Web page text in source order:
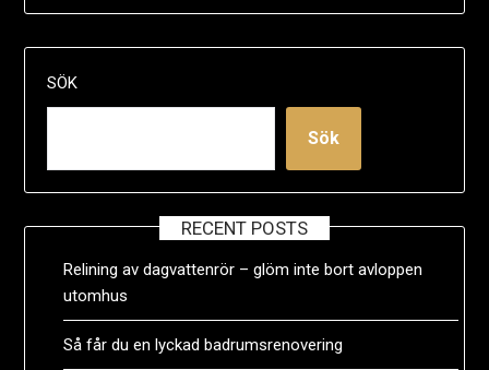
SÖK
Sök
RECENT POSTS
Relining av dagvattenrör – glöm inte bort avloppen
utomhus
Så får du en lyckad badrumsrenovering